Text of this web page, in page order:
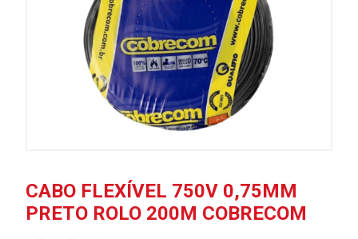
CABO FLEXÍVEL 750V 0,75MM
PRETO ROLO 200M COBRECOM